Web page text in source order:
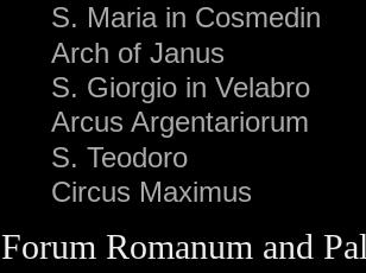
S. Maria in Cosmedin
Arch of Janus
S. Giorgio in Velabro
Arcus Argentariorum
S. Teodoro
Circus Maximus
Forum Romanum and